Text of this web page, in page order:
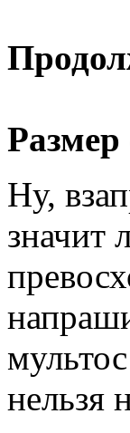
Ну,
значит
нельзя